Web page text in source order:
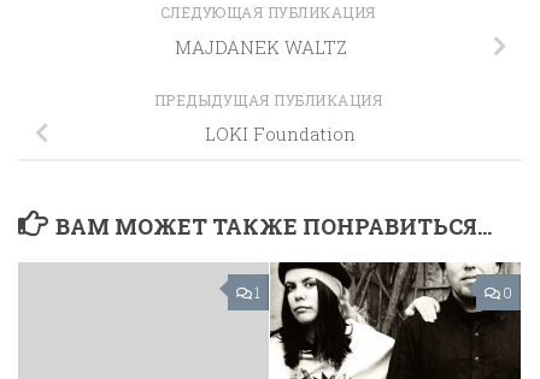
СЛЕДУЮЩАЯ ПУБЛИКАЦИЯ
MAJDANEK WALTZ
ПРЕДЫДУЩАЯ ПУБЛИКАЦИЯ
LOKI Foundation
ВАМ МОЖЕТ ТАКЖЕ ПОНРАВИТЬСЯ...
1 0